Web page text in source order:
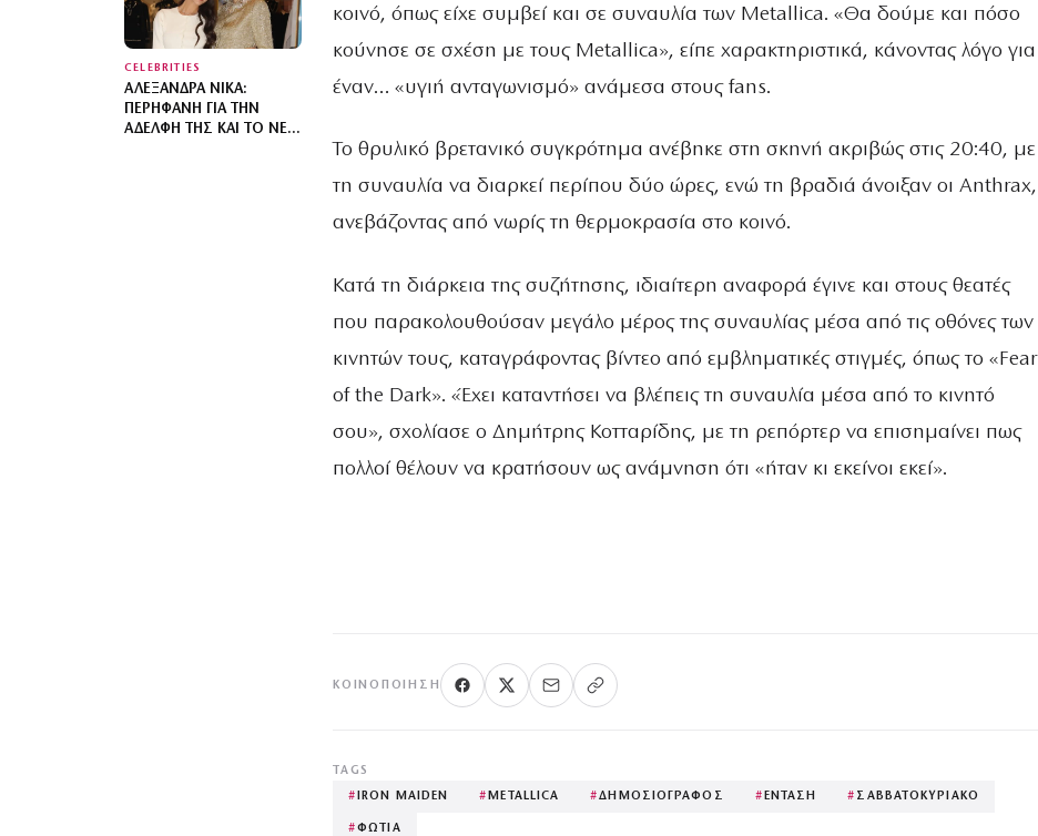
CELEBRITIES
ΑΛΕΞΆΝΔΡΑ ΝΊΚΑ:
ΠΕΡΉΦΑΝΗ ΓΙΑ ΤΗΝ
ΑΔΕΛΦΉ ΤΗΣ ΚΑΙ ΤΟ ΝΈΟ
κοινό, όπως είχε συμβεί και σε συναυλία των Metallica. «Θα δούμε και πόσο
κούνησε σε σχέση με τους Metallica», είπε χαρακτηριστικά, κάνοντας λόγο για
έναν… «υγιή ανταγωνισμό» ανάμεσα στους fans.
Το θρυλικό βρετανικό συγκρότημα ανέβηκε στη σκηνή ακριβώς στις 20:40, με
τη συναυλία να διαρκεί περίπου δύο ώρες, ενώ τη βραδιά άνοιξαν οι Anthrax,
ανεβάζοντας από νωρίς τη θερμοκρασία στο κοινό.
Κατά τη διάρκεια της συζήτησης, ιδιαίτερη αναφορά έγινε και στους θεατές
που παρακολουθούσαν μεγάλο μέρος της συναυλίας μέσα από τις οθόνες των
κινητών τους, καταγράφοντας βίντεο από εμβληματικές στιγμές, όπως το «Fear
of the Dark». «Έχει καταντήσει να βλέπεις τη συναυλία μέσα από το κινητό
σου», σχολίασε ο Δημήτρης Κοτταρίδης, με τη ρεπόρτερ να επισημαίνει πως
πολλοί θέλουν να κρατήσουν ως ανάμνηση ότι «ήταν κι εκείνοι εκεί».
ΚΟΙΝΟΠΟΊΗΣΗ
TAGS
# IRON MAIDEN # METALLICA #ΔΗΜΟΣΙΟΓΡΑΦΟΣ # ΕΝΤΑΣΗ # ΣΑΒΒΑΤΟΚΥΡΙΑΚΟ
#ΦΩΤΙΑ